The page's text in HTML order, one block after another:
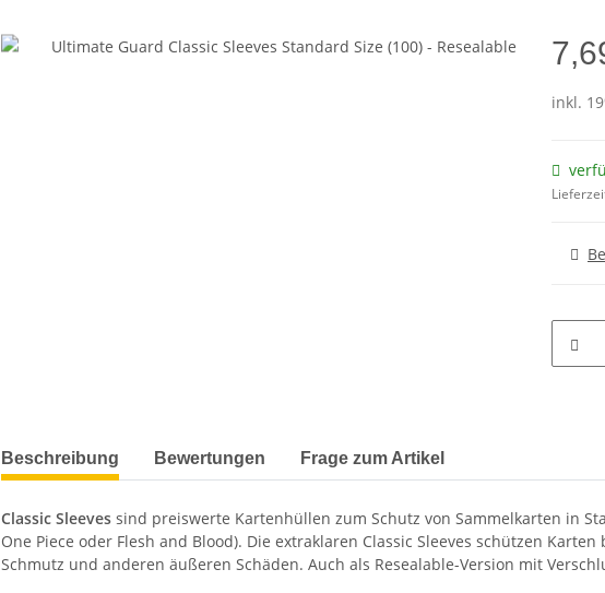
inkl.
weitere Registerkarten anzeigen
Beschreibung Bewertungen Frage zum Artikel
Classic Sleeves sind preiswerte Kartenhüllen zum Schutz von Sammelkarten in
One Piece oder Flesh and Blood). Die extraklaren Classic Sleeves schützen
Schmutz und anderen äußeren Schäden. Auch als Resealable-Version mit